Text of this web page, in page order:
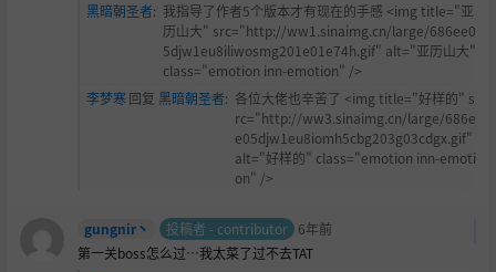
黑暗朝圣者: 我指导了作者5个版本才有现在的手感 <img title="亚
历山大" src="http://ww1.sinaimg.cn/large/686ee0
5djw1eu8iliwosmg201e01e74h.gif" alt="亚历山大"
class="emotion inn-emotion" />
李梦寒回复 黑暗朝圣者: 各位大佬也辛苦了 <img title="好样的" s
rc="http://ww3.sinaimg.cn/large/686e
e05djw1eu8iomh5cbg203g03cdgx.gif"
alt="好样的" class="emotion inn-emoti
on" />
gungnir丶 投稿者 - contributor 6年前
第一关boss怎么过…我太菜了过不去TAT